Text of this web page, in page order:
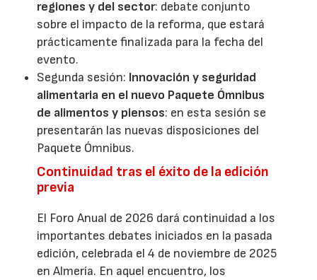
regiones y del sector: debate conjunto
sobre el impacto de la reforma, que estará
prácticamente finalizada para la fecha del
evento.
Segunda sesión: Innovación y seguridad
alimentaria en el nuevo Paquete Ómnibus
de alimentos y piensos: en esta sesión se
presentarán las nuevas disposiciones del
Paquete Ómnibus.
Continuidad tras el éxito de la edición
previa
El Foro Anual de 2026 dará continuidad a los
importantes debates iniciados en la pasada
edición, celebrada el 4 de noviembre de 2025
en Almería. En aquel encuentro, los